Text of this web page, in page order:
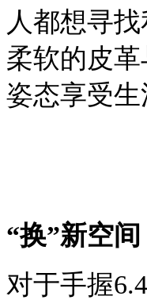
人都想寻
柔软的皮
姿态享受生
“换”新空
对于手握